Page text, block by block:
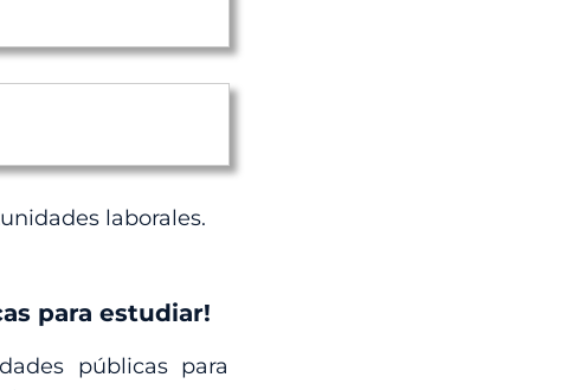
laborales.
para estudiar!
públicas para